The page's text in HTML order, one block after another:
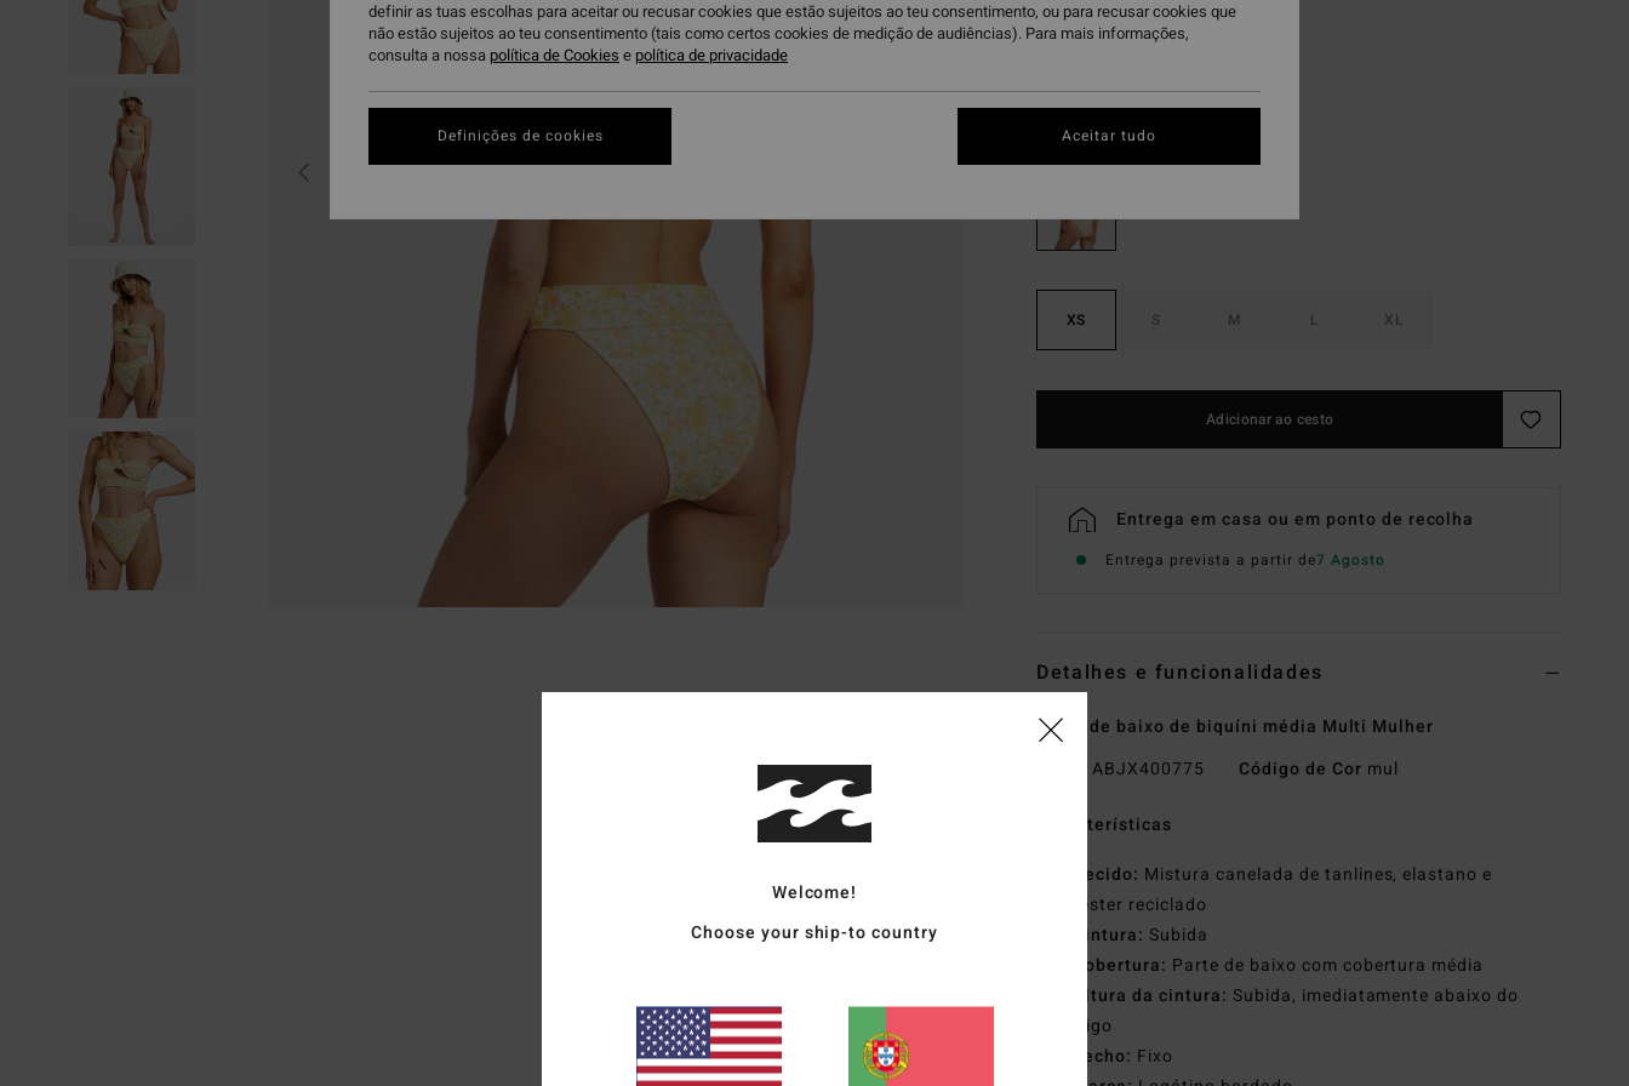
€ 29,97
XS S M L XL
Adicionar ao cesto
Entrega em casa ou em ponto de recolha
Entrega prevista a partir de7 Agosto
Detalhes e funcionalidades
Parte de baixo de biquíni média Multi Mulher
ABJX400775 Código de Cor mul
Características
Tecido: Mistura canelada de tanlines, elastano e
poliéster reciclado
Cintura: Subida
Cobertura: Parte de baixo com cobertura média
Altura da cintura: Subida, imediatamente abaixo do
umbigo
Fecho: Fixo
Welcome!
Choose your ship-to country
definir as tuas escolhas para aceitar ou recusar cookies que estão sujeitos ao teu consentimento, ou para recusar cookies que
não estão sujeitos ao teu consentimento (tais como certos cookies de medição de audiências). Para mais informações,
consulta a nossa política de Cookies e política de privacidade
Definições de cookies Aceitar tudo